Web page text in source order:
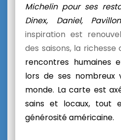
Michelin pour ses
Dinex, Daniel,
inspiration est
des saisons, la richesse
rencontres humaines
lors de ses nombreux
monde. La carte est
sains et locaux, tout
générosité américaine.